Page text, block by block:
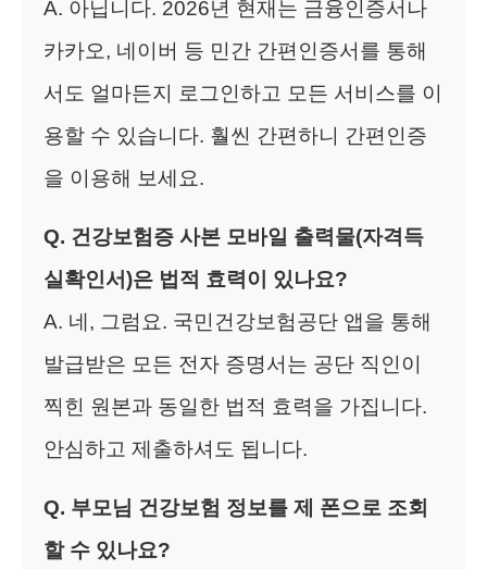
A. 아닙니다. 2026년 현재는 금융인증서나
카카오, 네이버 등 민간 간편인증서를 통해
서도 얼마든지 로그인하고 모든 서비스를 이
용할 수 있습니다. 훨씬 간편하니 간편인증
을 이용해 보세요.
Q. 건강보험증 사본 모바일 출력물(자격득
실확인서)은 법적 효력이 있나요?
A. 네, 그럼요. 국민건강보험공단 앱을 통해
발급받은 모든 전자 증명서는 공단 직인이
찍힌 원본과 동일한 법적 효력을 가집니다.
안심하고 제출하셔도 됩니다.
Q. 부모님 건강보험 정보를 제 폰으로 조회
할 수 있나요?